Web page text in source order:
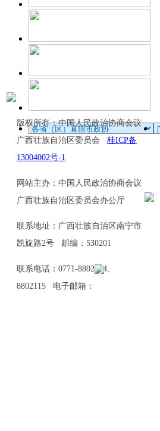
版权所有：中国人民政治协商会议
广西壮族自治区委员会 桂ICP备
13004002号-1
网站主办：中国人民政治协商会议
广西壮族自治区委员会办公厅
联系地址：广西壮族自治区南宁市
凯旋路2号 邮编：530201
联系电话：0771-8802114、
8802115 电子邮箱：